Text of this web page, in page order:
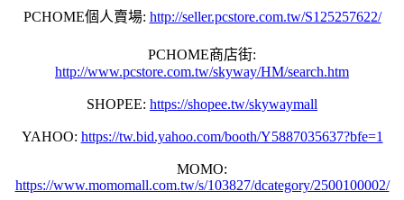
PCHOME個人賣場: http://seller.pcstore.com.tw/S125257622/
PCHOME商店街:
http://www.pcstore.com.tw/skyway/HM/search.htm
SHOPEE: https://shopee.tw/skywaymall
YAHOO: https://tw.bid.yahoo.com/booth/Y5887035637?bfe=1
MOMO:
https://www.momomall.com.tw/s/103827/dcategory/2500100002/